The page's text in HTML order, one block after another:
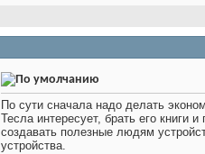
По сути сначала надо делать
Тесла интересует, брать его книги
создавать полезные людям
устройства.